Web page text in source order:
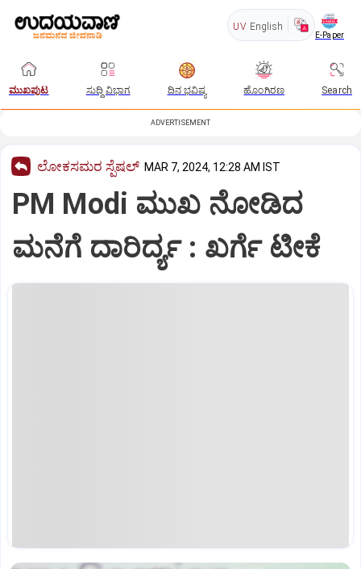
UV English
E-Paper
ಮುಖಪುಟ ಸುದ್ದಿ ವಿಭಾಗ ದಿನ ಭವಿಷ್ಯ ಹೊಂಗಿರಣ Search
ADVERTISEMENT
ಲೋಕಸಮರ ಸ್ಪೆಷಲ್‌ MAR 7, 2024, 12:28 AM IST
PM Modi ಮುಖ ನೋಡಿದ
ಮನೆಗೆ ದಾರಿರ್ದ್ಯ : ಖರ್ಗೆ ಟೀಕೆ